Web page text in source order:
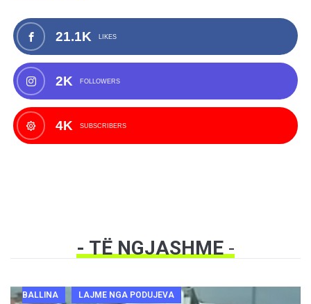
21.1K LIKES
2K FOLLOWERS
4K SUBSCRIBERS
- TË NGJASHME-
BALLINA LAJME NGA PODUJEVA